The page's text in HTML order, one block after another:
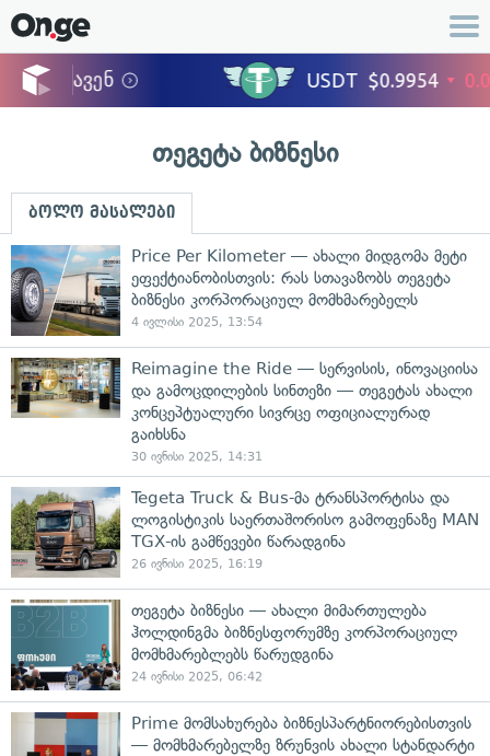
თეგეტა ბიზნესი
ბოლო მასალები
Price Per Kilometer — ახალი მიდგომა მეტი
ეფექტიანობისთვის: რას სთავაზობს თეგეტა
ბიზნესი კორპორაციულ მომხმარებელს
4 ივლისი 2025, 13:54
Reimagine the Ride — სერვისის, ინოვაციისა
და გამოცდილების სინთეზი — თეგეტას ახალი
კონცეპტუალური სივრცე ოფიციალურად
გაიხსნა
30 ივნისი 2025, 14:31
Tegeta Truck & Bus-მა ტრანსპორტისა და
ლოგისტიკის საერთაშორისო გამოფენაზე MAN
TGX-ის გამწევები წარადგინა
26 ივნისი 2025, 16:19
თეგეტა ბიზნესი — ახალი მიმართულება
ჰოლდინგმა ბიზნესფორუმზე კორპორაციულ
მომხმარებლებს წარუდგინა
24 ივნისი 2025, 06:42
Prime მომსახურება ბიზნესპარტნიორებისთვის
— მომხმარებელზე ზრუნვის ახალი სტანდარტი